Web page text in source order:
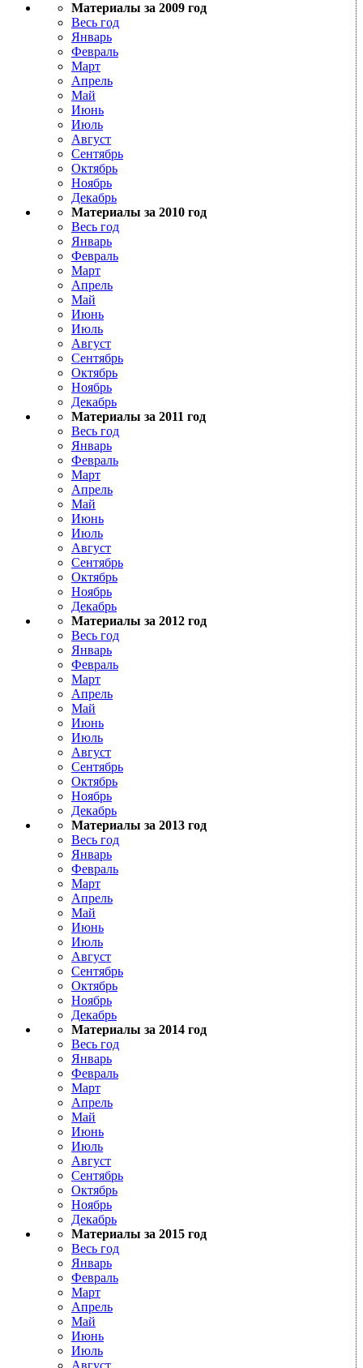
Материалы за 2009 год
Весь год
Январь
Февраль
Март
Апрель
Май
Июнь
Июль
Август
Сентябрь
Октябрь
Ноябрь
Декабрь
Материалы за 2010 год
Весь год
Январь
Февраль
Март
Апрель
Май
Июнь
Июль
Август
Сентябрь
Октябрь
Ноябрь
Декабрь
Материалы за 2011 год
Весь год
Январь
Февраль
Март
Апрель
Май
Июнь
Июль
Август
Сентябрь
Октябрь
Ноябрь
Декабрь
Материалы за 2012 год
Весь год
Январь
Февраль
Март
Апрель
Май
Июнь
Июль
Август
Сентябрь
Октябрь
Ноябрь
Декабрь
Материалы за 2013 год
Весь год
Январь
Февраль
Март
Апрель
Май
Июнь
Июль
Август
Сентябрь
Октябрь
Ноябрь
Декабрь
Материалы за 2014 год
Весь год
Январь
Февраль
Март
Апрель
Май
Июнь
Июль
Август
Сентябрь
Октябрь
Ноябрь
Декабрь
Материалы за 2015 год
Весь год
Январь
Февраль
Март
Апрель
Май
Июнь
Июль
Август